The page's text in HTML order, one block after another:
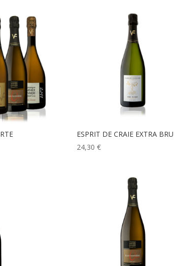
ESPRIT DE CRAIE EXTRA
24,30 €